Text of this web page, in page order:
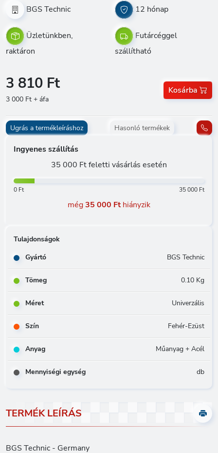
TERMÉK LEÍRÁS
BGS Technic - Germany
BGS Technic 12 hónap
Üzletünkben,
raktáron
Futárcéggel
szállítható
3 810 Ft
3 000 Ft + áfa
Kosárba
Ugrás a termékleíráshoz Hasonló termékek
Ingyenes szállítás
35 000 Ft feletti vásárlás esetén
0 Ft 35 000 Ft
még35 000 Fthiányzik
Tulajdonságok
Gyártó
BGS Technic
Tömeg 0.10 Kg
Méret Univerzális
Szín Fehér-Ezüst
Anyag Műanyag + Acél
Mennyiségi egység db